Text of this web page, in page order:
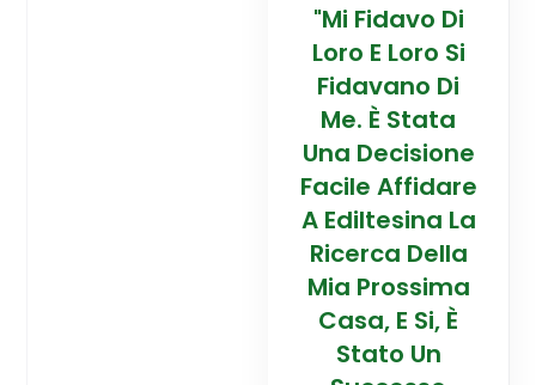
"Mi Fidavo Di
Loro E Loro Si
Fidavano Di
Me. È Stata
Una Decisione
Facile Affidare
A Ediltesina La
Ricerca Della
Mia Prossima
Casa, E Si, È
Stato Un